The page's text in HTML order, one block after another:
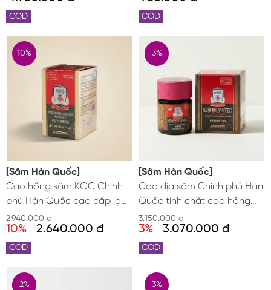
COD COD
[Sâm Hàn Quốc]
Cao hồng sâm KGC Chính
phủ Hàn Quốc cao cấp lọ
100g Jung Kwan Jang
2.940.000 đ
10% 2.640.000 đ
10%
COD
[Sâm Hàn Quốc]
Cao địa sâm Chính phủ Hàn
Quốc tinh chất cao hồng
sâm Jung Kwan Jang KGC
thượng hạng lọ 100g
3.150.000 đ
3% 3.070.000 đ
3%
COD
2% 3%